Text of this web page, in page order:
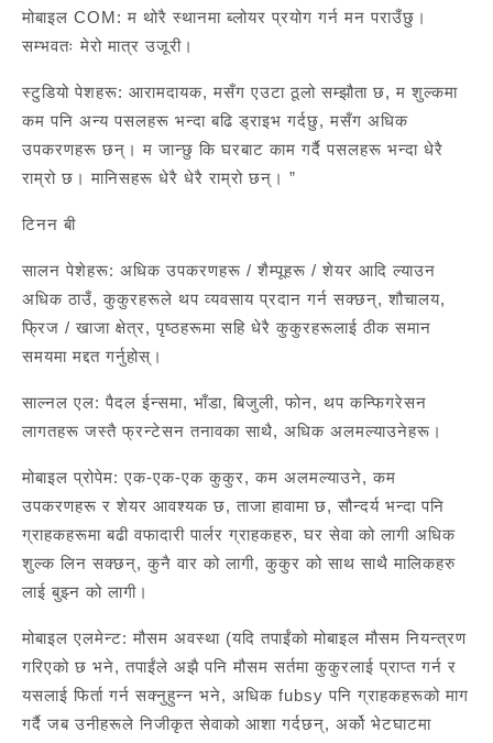
मोबाइल COM: म थोरै स्थानमा ब्लोयर प्रयोग गर्न मन पराउँछु।
सम्भवतः मेरो मात्र उजूरी।
स्टुडियो पेशहरू: आरामदायक, मसँग एउटा ठूलो सम्झौता छ, म शुल्कमा
कम पनि अन्य पसलहरू भन्दा बढि ड्राइभ गर्दछु, मसँग अधिक
उपकरणहरू छन्। म जान्छु कि घरबाट काम गर्दै पसलहरू भन्दा धेरै
राम्रो छ। मानिसहरू धेरै धेरै राम्रो छन्। ”
टिनन बी
सालन पेशेहरू: अधिक उपकरणहरू / शैम्पूहरू / शेयर आदि ल्याउन
अधिक ठाउँ, कुकुरहरूले थप व्यवसाय प्रदान गर्न सक्छन्, शौचालय,
फ्रिज / खाजा क्षेत्र, पृष्ठहरूमा सहि धेरै कुकुरहरूलाई ठीक समान
समयमा मद्दत गर्नुहोस्।
साल्नल एल: पैदल ईन्समा, भाँडा, बिजुली, फोन, थप कन्फिगरेसन
लागतहरू जस्तै फ्रन्टेसन तनावका साथै, अधिक अलमल्याउनेहरू।
मोबाइल प्रोपेम: एक-एक-एक कुकुर, कम अलमल्याउने, कम
उपकरणहरू र शेयर आवश्यक छ, ताजा हावामा छ, सौन्दर्य भन्दा पनि
ग्राहकहरूमा बढी वफादारी पार्लर ग्राहकहरु, घर सेवा को लागी अधिक
शुल्क लिन सक्छन्, कुनै वार को लागी, कुकुर को साथ साथै मालिकहरु
लाई बुझ्न को लागी।
मोबाइल एलमेन्ट: मौसम अवस्था (यदि तपाईंको मोबाइल मौसम नियन्त्रण
गरिएको छ भने, तपाईंले अझै पनि मौसम सर्तमा कुकुरलाई प्राप्त गर्न र
यसलाई फिर्ता गर्न सक्नुहुन्न भने, अधिक fubsy पनि ग्राहकहरूको माग
गर्दै जब उनीहरूले निजीकृत सेवाको आशा गर्दछन्, अर्को भेटघाटमा